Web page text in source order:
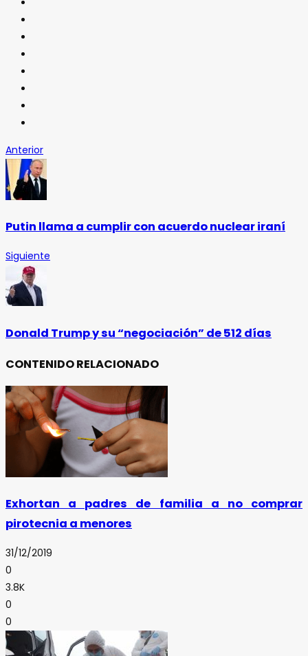
Anterior
Putin llama a cumplir con acuerdo nuclear iraní
Siguiente
Donald Trump y su “negociación” de 512 días
CONTENIDO RELACIONADO
Exhortan a padres de familia a no comprar
pirotecnia a menores
31/12/2019
0
3.8K
0
0